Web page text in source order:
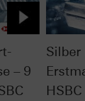
– 9
Silber